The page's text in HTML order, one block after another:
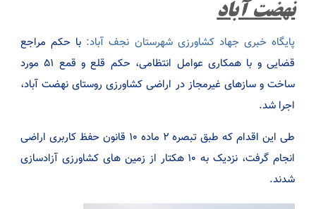
نهضت آباد
پایگاه خبری جهاد کشاورزی شهرستان نجف آباد: با حکم مراجع
قضایی و با همکاری عوامل انتظامی، حکم قلع و قمع ۵۱ مورد
ساخت و سازهای غیرمجاز در اراضی کشاورزی روستای نهضت آباد،
اجرا شد.
طی این اقدام که طبق تبصره ۲ ماده ۱۰ قانون حفظ کاربری اراضی
انجام گرفت، نزدیک به ۱۰ هکتار از زمین های کشاورزی آزادسازی
شدند.